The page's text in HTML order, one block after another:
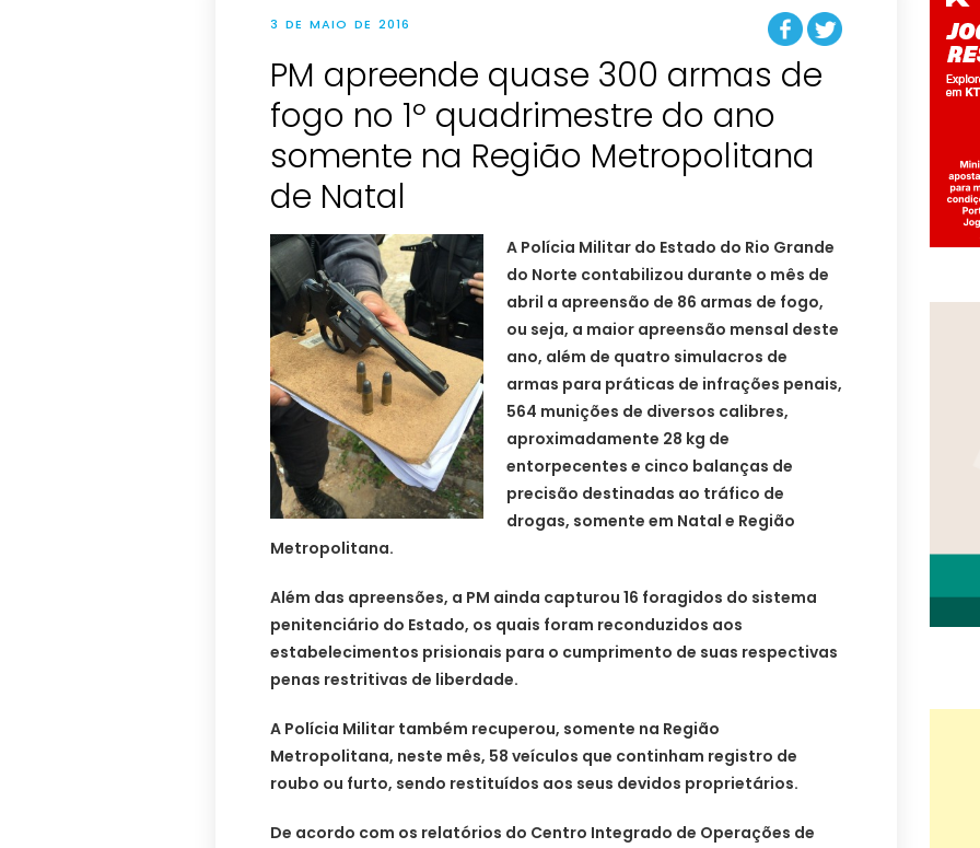
3 DE MAIO DE 2016
PM apreende quase 300 armas de
fogo no 1º quadrimestre do ano
somente na Região Metropolitana
A Polícia Militar do Estado do Rio Grande
do Norte contabilizou durante o mês de
abril a apreensão de 86 armas de fogo,
ou seja, a maior apreensão mensal deste
ano, além de quatro simulacros de
armas para práticas de infrações penais,
564 munições de diversos calibres,
aproximadamente 28 kg de
entorpecentes e cinco balanças de
precisão destinadas ao tráfico de
drogas, somente em Natal e Região
Metropolitana.
Além das apreensões, a PM ainda capturou 16 foragidos do sistema
penitenciário do Estado, os quais foram reconduzidos aos
estabelecimentos prisionais para o cumprimento de suas respectivas
penas restritivas de liberdade.
A Polícia Militar também recuperou, somente na Região
Metropolitana, neste mês, 58 veículos que continham registro de
roubo ou furto, sendo restituídos aos seus devidos proprietários.
De acordo com os relatórios do Centro Integrado de Operações de